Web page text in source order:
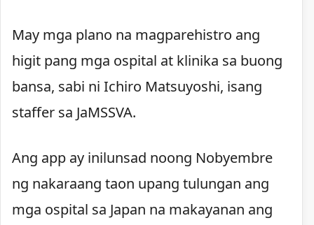
May mga plano na magparehistro ang
higit pang mga ospital at klinika sa buong
bansa, sabi ni Ichiro Matsuyoshi, isang
staffer sa JaMSSVA.
Ang app ay inilunsad noong Nobyembre
ng nakaraang taon upang tulungan ang
mga ospital sa Japan na makayanan ang